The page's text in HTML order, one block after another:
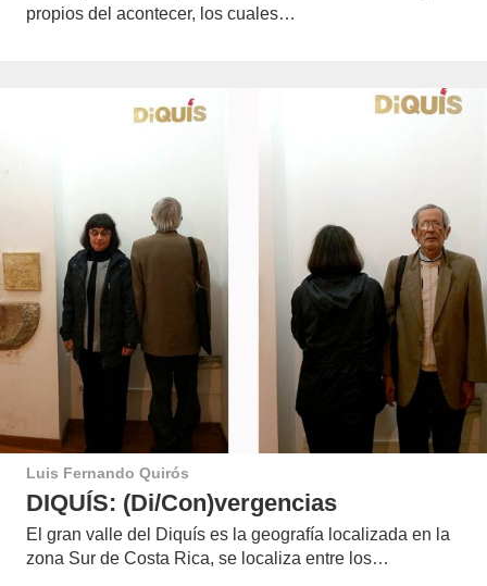
propios del acontecer, los cuales…
Luis Fernando Quirós
DIQUÍS: (Di/Con)vergencias
El gran valle del Diquís es la geografía localizada en la
zona Sur de Costa Rica, se localiza entre los…